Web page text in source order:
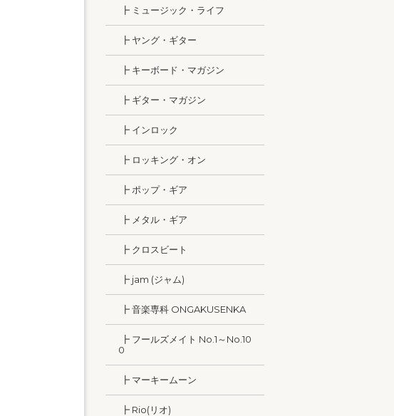
┣ ミュージック・ライフ
┣ ヤング・ギター
┣ キーボード・マガジン
┣ ギター・マガジン
┣ インロック
┣ ロッキング・オン
┣ ポップ・ギア
┣ メタル・ギア
┣ クロスビート
┣ jam (ジャム)
┣ 音楽専科 ONGAKUSENKA
┣ フールズメイト No.1～No.10
0
┣ マーキームーン
┣ Rio(リオ)